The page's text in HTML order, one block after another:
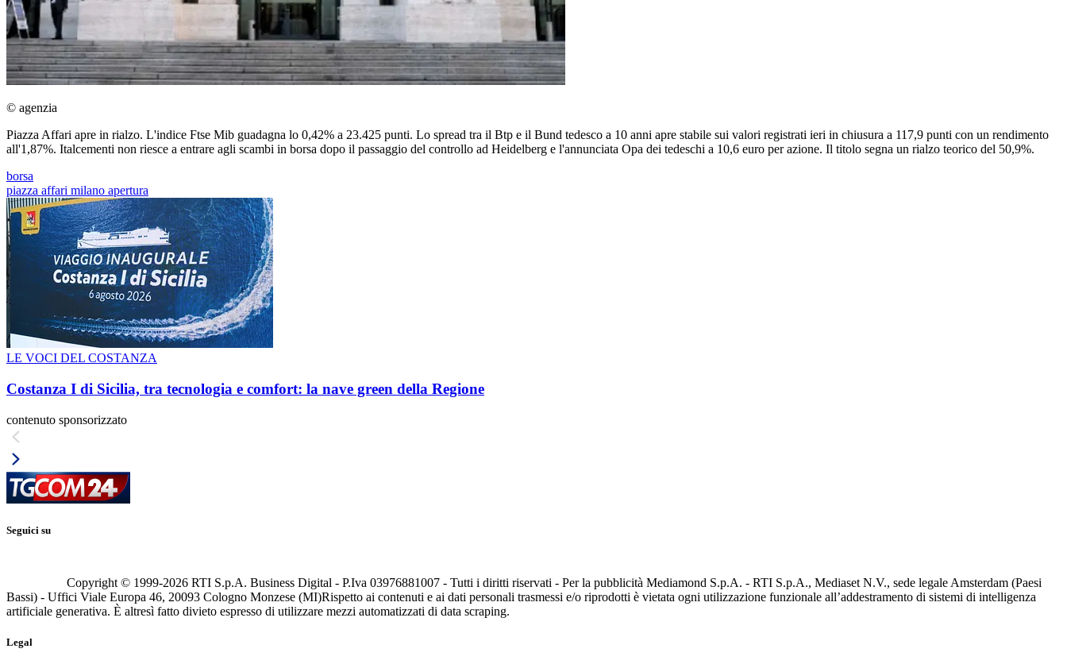
© agenzia
Piazza Affari apre in rialzo. L'indice Ftse Mib guadagna lo 0,42% a 23.425 punti. Lo spread tra il Btp e il Bund tedesco a 10 anni apre stabile sui valori registrati ieri in chiusura a 117,9 punti con un rendimento
all'1,87%. Italcementi non riesce a entrare agli scambi in borsa dopo il passaggio del controllo ad Heidelberg e l'annunciata Opa dei tedeschi a 10,6 euro per azione. Il titolo segna un rialzo teorico del 50,9%.
borsa
piazza affari milano apertura
LE VOCI DEL COSTANZA
Costanza I di Sicilia, tra tecnologia e comfort: la nave green della Regione
contenuto sponsorizzato
Seguici su
Copyright © 1999-2026 RTI S.p.A. Business Digital - P.Iva 03976881007 - Tutti i diritti riservati - Per la pubblicità Mediamond S.p.A. - RTI S.p.A., Mediaset N.V., sede legale Amsterdam (Paesi
Bassi) - Uffici Viale Europa 46, 20093 Cologno Monzese (MI)Rispetto ai contenuti e ai dati personali trasmessi e/o riprodotti è vietata ogni utilizzazione funzionale all’addestramento di sistemi di intelligenza
artificiale generativa. È altresì fatto divieto espresso di utilizzare mezzi automatizzati di data scraping.
Legal